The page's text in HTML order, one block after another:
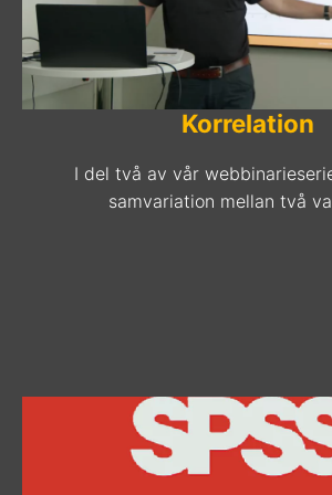
Korrelation
I del två av vår
samvariation mellan två